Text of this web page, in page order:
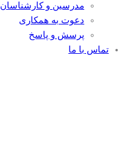
مدرسین و کارشناسان
دعوت به همکاری
پرسش و پاسخ
تماس با ما